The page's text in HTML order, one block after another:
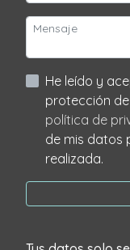
He leído y acepto la información
política de
de mis datos
realizada.